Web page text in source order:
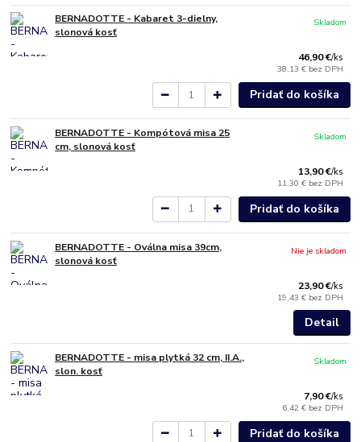
BERNADOTTE - Kabaret 3-dielny,
slonová kosť
46,90 €/ks
38,13 € bez DPH
Skladom
Pridať do košíka
BERNADOTTE - Kompótová misa 25
cm, slonová kosť
13,90 €/ks
11,30 € bez DPH
Skladom
Pridať do košíka
BERNADOTTE - Oválna misa 39cm,
slonová kosť
23,90 €/ks
19,43 € bez DPH
Nie je skladom
Detail
BERNADOTTE - misa plytká 32 cm, II.A.,
slon. kosť
7,90 €/ks
6,42 € bez DPH
Skladom
Pridať do košíka